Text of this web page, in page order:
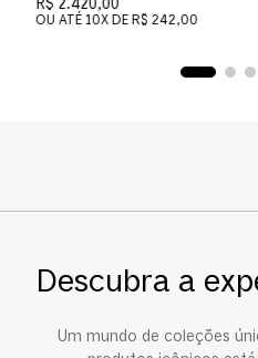
R$ 2.420,00
OU ATÉ 10X DE R$ 242,00
Descubra a
Um mundo de coleções